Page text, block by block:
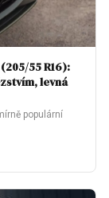
55 R16):
levná
populární